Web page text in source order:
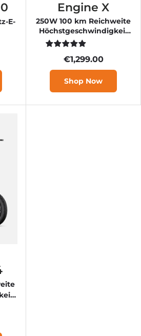
E-
Engine X
250W 100 km Reichweite
Höchstgeschwindigkeit
25 km/h Vollfederung E-
€1,299.00
Shop Now